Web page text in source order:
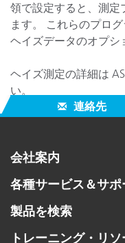
領で設定すると、測定
ます。 これらのプロ
ヘイズデータのオプシ
ヘイズ測定の詳細は
い。
連絡先
会社案内
各種サービス＆サポ
製品を検索
トレーニング・リソ